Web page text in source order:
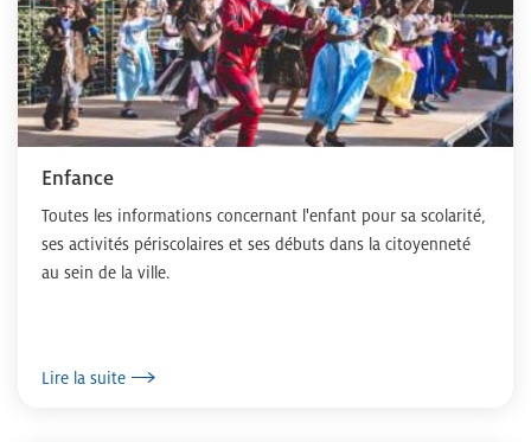
Enfance
Toutes les informations concernant l'enfant pour sa scolarité,
ses activités périscolaires et ses débuts dans la citoyenneté
au sein de la ville.
Lire la suite